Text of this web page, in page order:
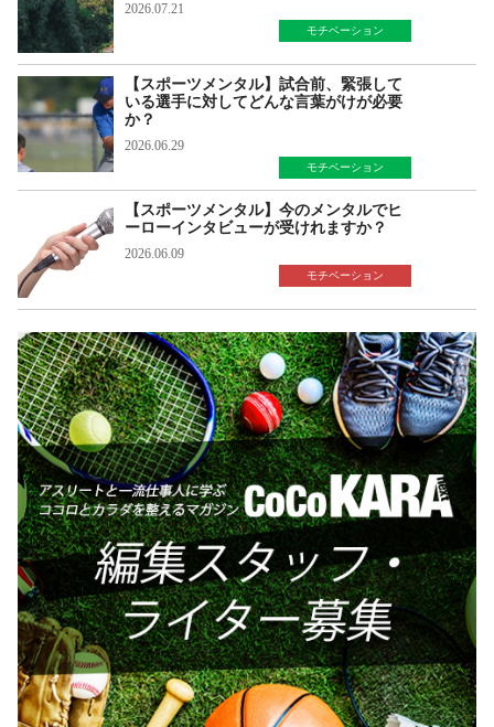
2026.07.21
モチベーション
【スポーツメンタル】試合前、緊張して
いる選手に対してどんな言葉がけが必要
か？
2026.06.29
モチベーション
【スポーツメンタル】今のメンタルでヒ
ーローインタビューが受けれますか？
2026.06.09
モチベーション